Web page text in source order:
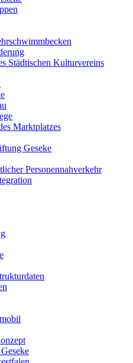
Städtischen Kulturvereins
Marktplatzes
Geseke
Personennahverkehr